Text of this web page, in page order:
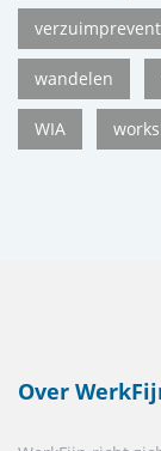
wandelen
WIA
Over